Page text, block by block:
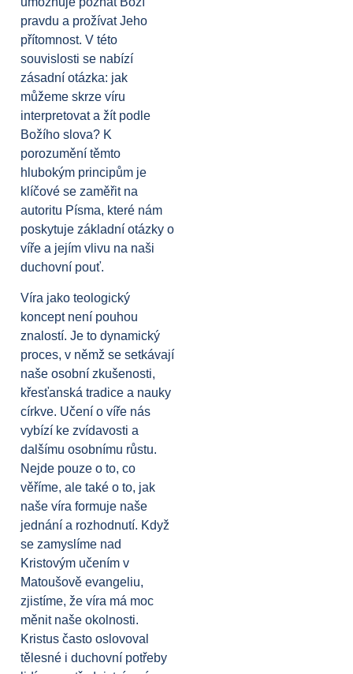
pravdu a prožívat Jeho
přítomnost. V této
souvislosti se nabízí
zásadní otázka: jak
můžeme skrze víru
interpretovat a žít podle
Božího slova? K
porozumění těmto
hlubokým principům je
klíčové se zaměřit na
autoritu Písma, které nám
poskytuje základní otázky o
víře a jejím vlivu na naši
duchovní pouť.
Víra jako teologický
koncept není pouhou
znalostí. Je to dynamický
proces, v němž se setkávají
naše osobní zkušenosti,
křesťanská tradice a nauky
církve. Učení o víře nás
vybízí ke zvídavosti a
dalšímu osobnímu růstu.
Nejde pouze o to, co
věříme, ale také o to, jak
naše víra formuje naše
jednání a rozhodnutí. Když
se zamyslíme nad
Kristovým učením v
Matoušově evangeliu,
zjistíme, že víra má moc
měnit naše okolnosti.
Kristus často oslovoval
tělesné i duchovní potřeby